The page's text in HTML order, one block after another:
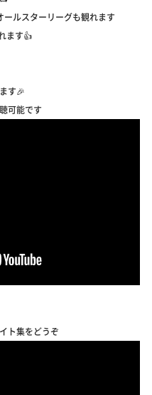
ルスターリーグも観れます
ます👍️
す🎉
可能です
ト集をどうぞ